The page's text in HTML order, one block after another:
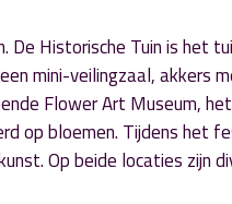
Historische Tuin is het
mini-veilingzaal, akkers
Flower Art Museum,
op bloemen. Tijdens het
Op beide locaties zijn